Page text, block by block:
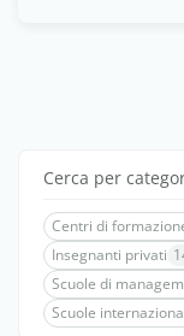
Cerca per
Centri di
Insegnanti privati
Scuole di
Scuole